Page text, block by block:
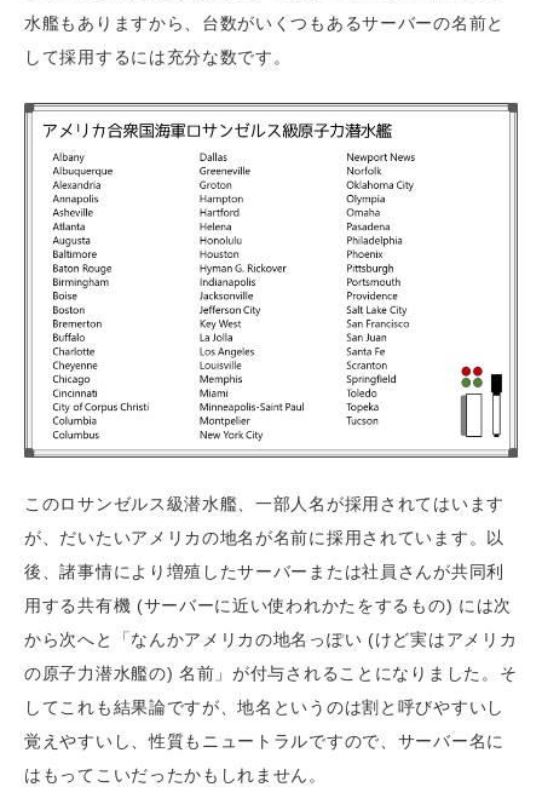
水艦もありますから、台数がいくつもあるサーバーの名前と
して採用するには充分な数です。
このロサンゼルス級潜水艦、一部人名が採用されてはいます
が、だいたいアメリカの地名が名前に採用されています。以
後、諸事情により増殖したサーバーまたは社員さんが共同利
用する共有機 (サーバーに近い使われかたをするもの) には次
から次へと「なんかアメリカの地名っぽい (けど実はアメリカ
の原子力潜水艦の) 名前」が付与されることになりました。そ
してこれも結果論ですが、地名というのは割と呼びやすいし
覚えやすいし、性質もニュートラルですので、サーバー名に
はもってこいだったかもしれません。